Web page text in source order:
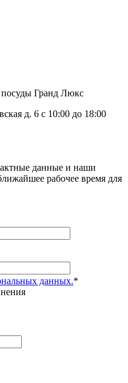
Гранд Люкс
д. 6 с 10:00 до 18:00
данные и наши
рабочее время для
данных.*